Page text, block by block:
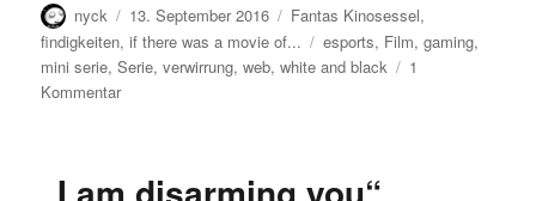
Autor
nyck
Veröffentlicht
am
13. September 2016 Kategorien
Fantas Kinosessel,
findigkeiten,if there was a movie of... Schlagwörter
esports, Film,gaming,
mini serie,Serie,verwirrung,web,white and black
1
Kommentarzu